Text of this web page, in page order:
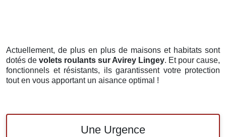
Actuellement, de plus en plus de maisons et habitats sont
dotés de volets roulants sur Avirey Lingey. Et pour cause,
fonctionnels et résistants, ils garantissent votre protection
tout en vous apportant un aisance optimal !
Une Urgence